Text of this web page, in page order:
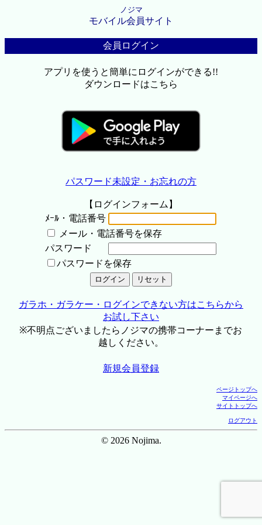
ノジマ
モバイル会員サイト
会員ログイン
アプリを使うと簡単にログインができる!!
ダウンロードはこちら
パスワード未設定・お忘れの方
【ログインフォーム】
ﾒｰﾙ・電話番号
メール・電話番号を保存
パスワード
パスワードを保存
ガラホ・ガラケー・ログインできない方はこちらから
お試し下さい
※不明点ございましたらノジマの携帯コーナーまでお
越しください。
新規会員登録
ページトップへ
マイページへ
サイトトップへ
ログアウト
© 2026 Nojima.